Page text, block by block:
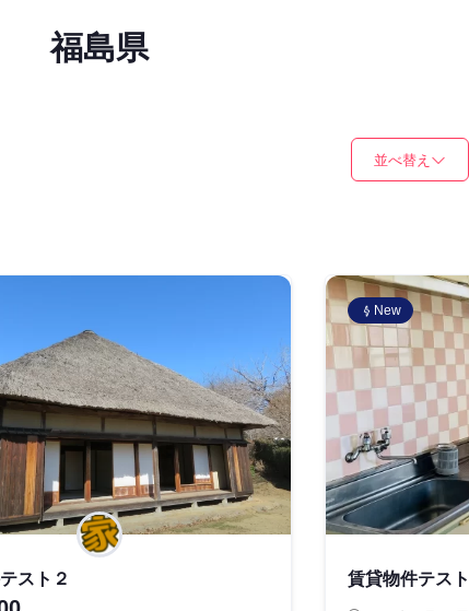
福島県
並べ替え
スト２
New
賃貸物件テスト